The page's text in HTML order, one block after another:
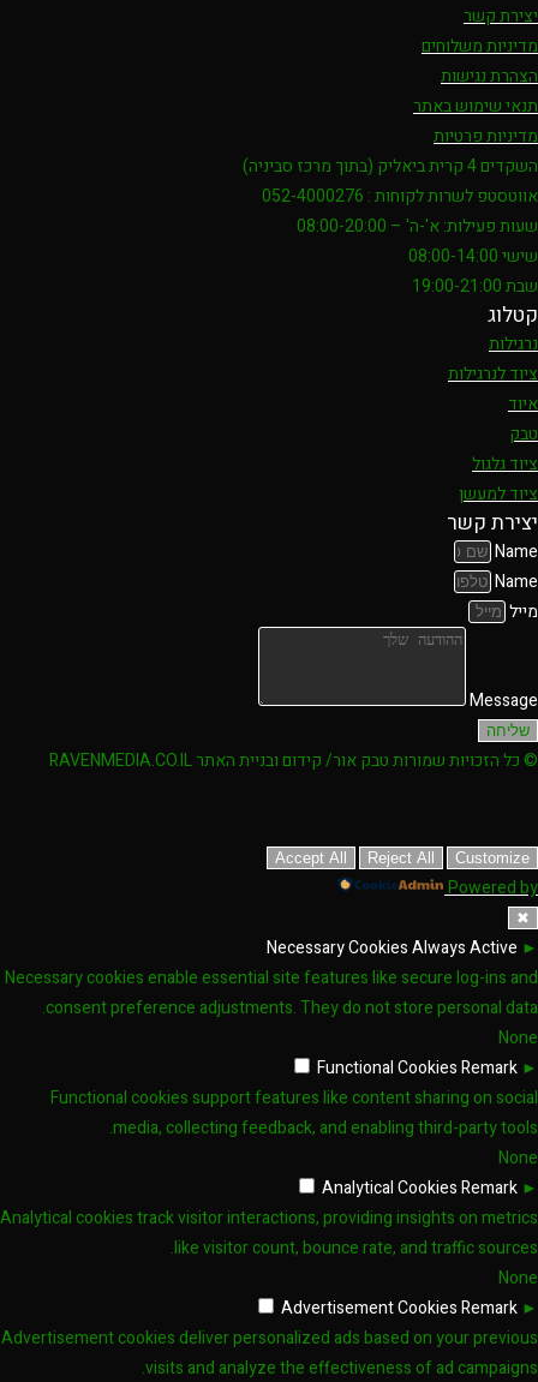
יצירת קשר
מדיניות משלוחים
הצהרת נגישות
תנאי שימוש באתר
מדיניות פרטיות
השקדים 4 קרית ביאליק (בתוך מרכז סביניה)
אווטסטפ לשרות לקוחות : 052-4000276
שעות פעילות: א'-ה' – 08:00-20:00
שישי 08:00-14:00
שבת 19:00-21:00
קטלוג
נרגילות
ציוד לנרגילות
איוד
טבק
ציוד גלגול
ציוד למעשן
יצירת קשר
Name
Name
מייל
Message
שליחה
© כל הזכויות שמורות טבק אור/ קידום ובניית האתר RAVENMEDIA.CO.IL
Customize
Reject All
Accept All
Powered by
✖
►
Necessary CookiesAlways Active
Necessary cookies enable essential site features like secure log-ins and
consent preference adjustments. They do not store personal data.
None
►
Functional CookiesRemark
Functional cookies support features like content sharing on social
media, collecting feedback, and enabling third-party tools.
None
►
Analytical CookiesRemark
Analytical cookies track visitor interactions, providing insights on metrics
like visitor count, bounce rate, and traffic sources.
None
►
Advertisement CookiesRemark
Advertisement cookies deliver personalized ads based on your previous
visits and analyze the effectiveness of ad campaigns.